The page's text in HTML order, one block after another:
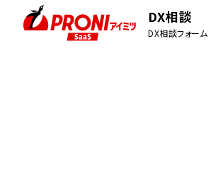
DX相談
DX相談フォーム